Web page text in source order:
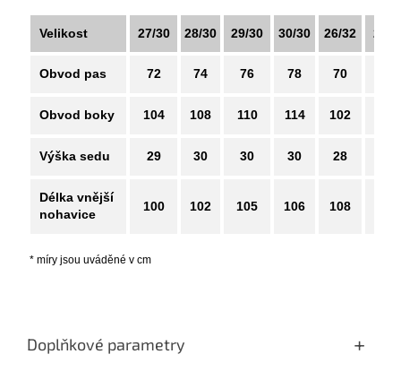
Velikost 27/30 28/30 29/30 30/30 26/32 27/
Obvod pas 72 74 76 78 70
Obvod boky 104 108 110 114 102
Výška sedu 29 30 30 30 28
Délka vnější
nohavice
100 102 105 106 108
* míry jsou uváděné v cm
Doplňkové parametry